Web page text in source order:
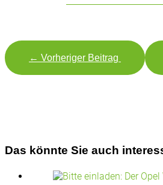
← Vorheriger Beitrag
Das könnte Sie auch